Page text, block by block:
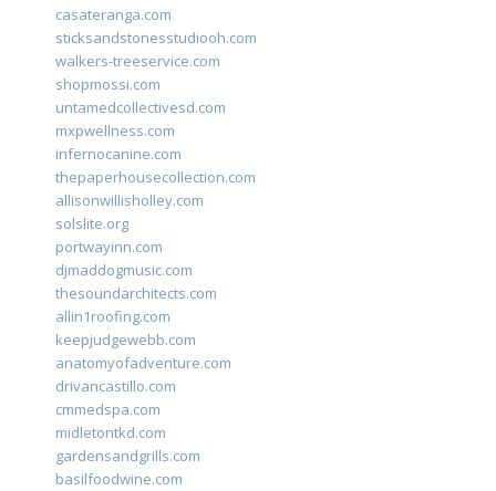
casateranga.com
sticksandstonesstudiooh.com
walkers-treeservice.com
shopmossi.com
untamedcollectivesd.com
mxpwellness.com
infernocanine.com
thepaperhousecollection.com
allisonwillisholley.com
solslite.org
portwayinn.com
djmaddogmusic.com
thesoundarchitects.com
allin1roofing.com
keepjudgewebb.com
anatomyofadventure.com
drivancastillo.com
cmmedspa.com
midletontkd.com
gardensandgrills.com
basilfoodwine.com